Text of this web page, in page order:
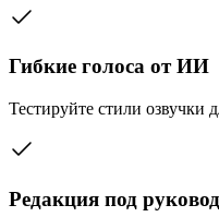
Гибкие голоса от ИИ
Тестируйте стили озвучки
Редакция под